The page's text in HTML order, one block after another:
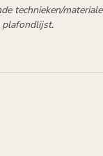
technieken/
plafondlijst.